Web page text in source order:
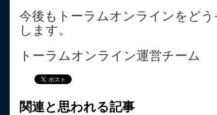
今後もトーラムオンラインをど
します。
トーラムオンライン運営チーム
関連と思われる記事